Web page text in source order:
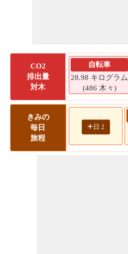
CO2
排出量
対木
自転車
28.98 キログラム
(486 木々)
きみの
毎日
旅程
+ 日 2